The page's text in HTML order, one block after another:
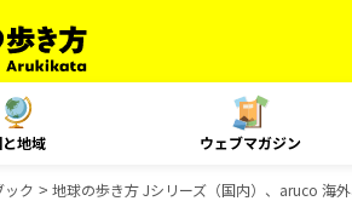
と地域 ウェブマガジン
ック 地球の歩き方 Jシリーズ（国内）、aruco 海